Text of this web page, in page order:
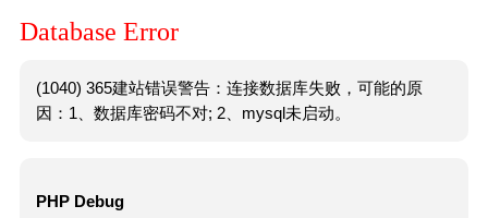
Database Error
(1040) 365建站错误警告：连接数据库失败，可能的原
因：1、数据库密码不对; 2、mysql未启动。
PHP Debug